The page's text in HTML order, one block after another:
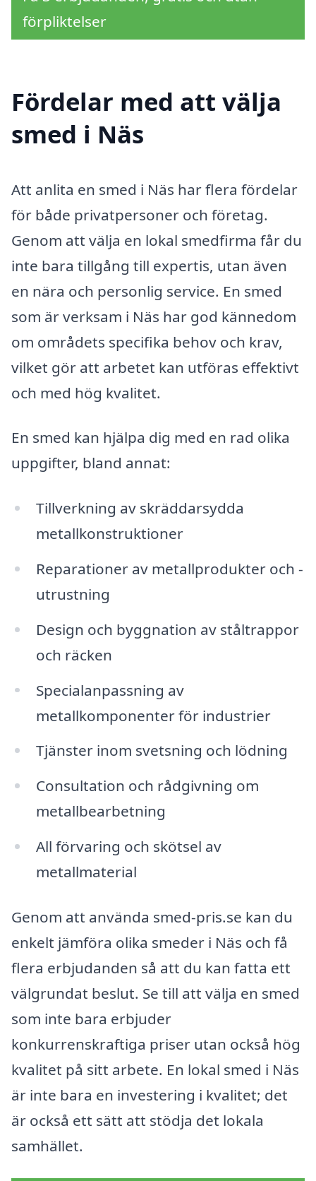
förpliktelser
Fördelar med att välja
smed i Näs
Att anlita en smed i Näs har flera fördelar
för både privatpersoner och företag.
Genom att välja en lokal smedfirma får du
inte bara tillgång till expertis, utan även
en nära och personlig service. En smed
som är verksam i Näs har god kännedom
om områdets specifika behov och krav,
vilket gör att arbetet kan utföras effektivt
och med hög kvalitet.
En smed kan hjälpa dig med en rad olika
uppgifter, bland annat:
Tillverkning av skräddarsydda
metallkonstruktioner
Reparationer av metallprodukter och -
utrustning
Design och byggnation av ståltrappor
och räcken
Specialanpassning av
metallkomponenter för industrier
Tjänster inom svetsning och lödning
Consultation och rådgivning om
metallbearbetning
All förvaring och skötsel av
metallmaterial
Genom att använda smed-pris.se kan du
enkelt jämföra olika smeder i Näs och få
flera erbjudanden så att du kan fatta ett
välgrundat beslut. Se till att välja en smed
som inte bara erbjuder
konkurrenskraftiga priser utan också hög
kvalitet på sitt arbete. En lokal smed i Näs
är inte bara en investering i kvalitet; det
är också ett sätt att stödja det lokala
samhället.